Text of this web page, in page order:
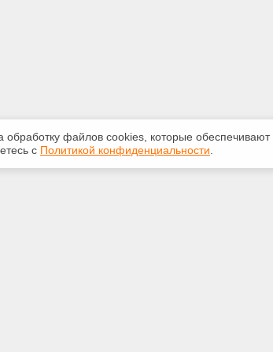
обработку файлов сооkiеs, которые обеспечивают
с Политикой конфиденциальности.